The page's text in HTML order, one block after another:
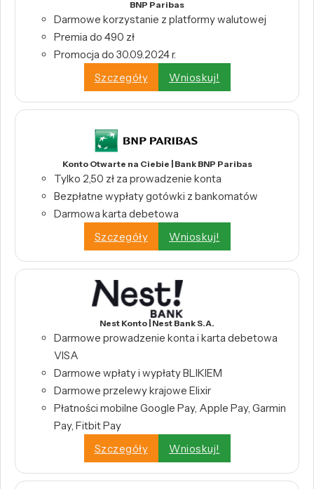
BNP Paribas
Darmowe korzystanie z platformy walutowej
Premia do 490 zł
Promocja do 30.09.2024 r.
Szczegóły
Wnioskuj!
Konto Otwarte na Ciebie | Bank BNP Paribas
Tylko 2,50 zł za prowadzenie konta
Bezpłatne wypłaty gotówki z bankomatów
Darmowa karta debetowa
Szczegóły
Wnioskuj!
Nest Konto | Nest Bank S.A.
Darmowe prowadzenie konta i karta debetowa
VISA
Darmowe wpłaty i wypłaty BLIKIEM
Darmowe przelewy krajowe Elixir
Płatności mobilne Google Pay, Apple Pay, Garmin
Pay, Fitbit Pay
Szczegóły
Wnioskuj!